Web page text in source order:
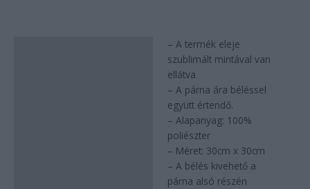
– A termék eleje
szublimált mintával van
ellátva
– A párna ára béléssel
együtt értendő.
– Alapanyag: 100%
poliészter
– Méret: 30cm x 30cm
– A bélés kivehető a
párna alsó részén